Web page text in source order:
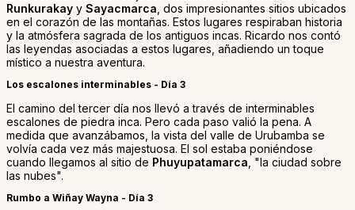
Runkurakay y Sayacmarca , dos impresionantes sitios ubicados
en el corazón de las montañas. Estos lugares respiraban historia
y la atmósfera sagrada de los antiguos incas. Ricardo nos contó
las leyendas asociadas a estos lugares, añadiendo un toque
místico a nuestra aventura.
Los escalones interminables - Día 3
El camino del tercer día nos llevó a través de interminables
escalones de piedra inca. Pero cada paso valió la pena. A
medida que avanzábamos, la vista del valle de Urubamba se
volvía cada vez más majestuosa. El sol estaba poniéndose
cuando llegamos al sitio de Phuyupatamarca , "la ciudad sobre
las nubes".
Rumbo a Wiñay Wayna - Día 3